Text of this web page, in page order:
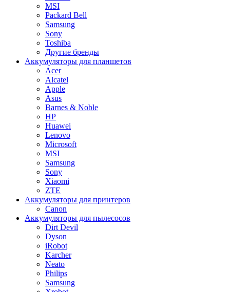
MSI
Packard Bell
Samsung
Sony
Toshiba
Другие бренды
Аккумуляторы для планшетов
Acer
Alcatel
Apple
Asus
Barnes & Noble
HP
Huawei
Lenovo
Microsoft
MSI
Samsung
Sony
Xiaomi
ZTE
Аккумуляторы для принтеров
Canon
Аккумуляторы для пылесосов
Dirt Devil
Dyson
iRobot
Karcher
Neato
Philips
Samsung